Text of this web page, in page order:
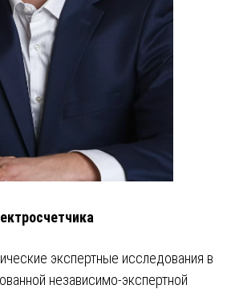
экспертные исследования в
независимо-экспертной